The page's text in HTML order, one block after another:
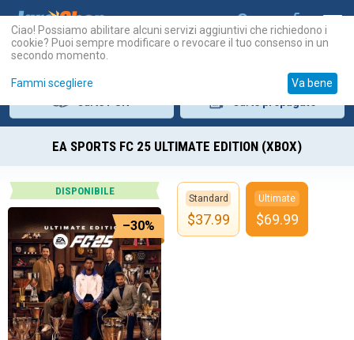
EA SPORTS FC 25 ULTIMATE EDITION (XBOX)
DISPONIBILE
–30%
Standard
$37.99
Ultimate
$69.99
Ciao! Possiamo abilitare alcuni servizi aggiuntivi che richiedono i
cookie? Puoi sempre modificare o revocare il tuo consenso in un
secondo momento.
Fammi scegliere Va bene